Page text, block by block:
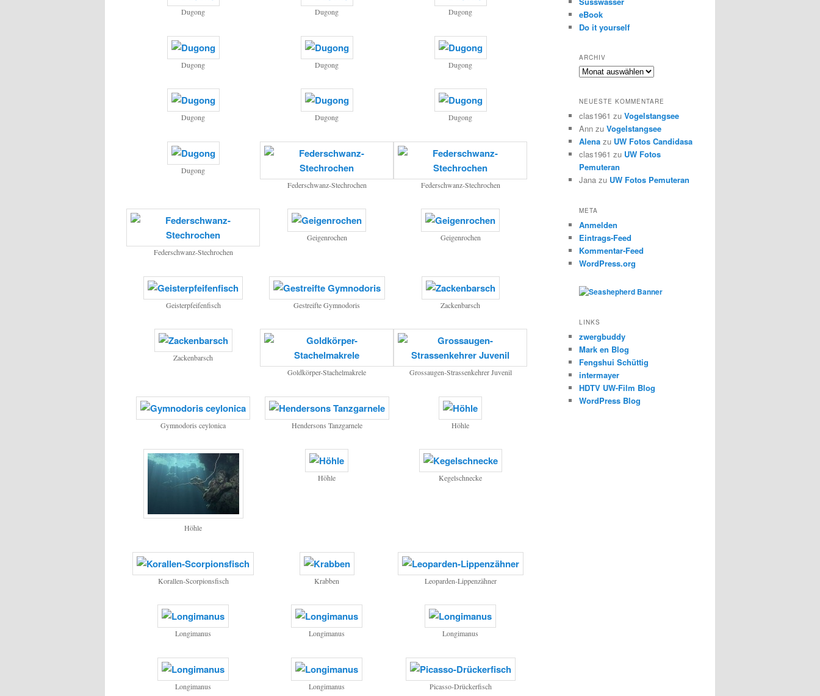
Dugong Dugong Dugong
Dugong Dugong Dugong
Dugong Dugong Dugong
Dugong
Federschwanz-Stechrochen
Federschwanz-Stechrochen
Federschwanz-Stechrochen
Geigenrochen Geigenrochen
Geisterpfeifenfisch Gestreifte Gymnodoris Zackenbarsch
Zackenbarsch
Goldkörper-Stachelmakrele
Grossaugen-Strassenkehrer Juvenil
Gymnodoris ceylonica Hendersons Tanzgarnele Höhle
Höhle
Höhle Kegelschnecke
Korallen-Scorpionsfisch Krabben Leoparden-Lippenzähner
Longimanus Longimanus Longimanus
Longimanus Longimanus Picasso-Drückerfisch
eBook
Do it yourself
ARCHIV
Archiv
NEUESTE KOMMENTARE
clas1961 zu Vogelstangsee
Ann zu Vogelstangsee
Alena zu UW Fotos Candidasa
clas1961 zu UW Fotos
Pemuteran
Jana zu UW Fotos Pemuteran
META
Anmelden
Eintrags-Feed
Kommentar-Feed
WordPress.org
LINKS
zwergbuddy
Mark en Blog
Fengshui Schüttig
intermayer
HDTV UW-Film Blog
WordPress Blog